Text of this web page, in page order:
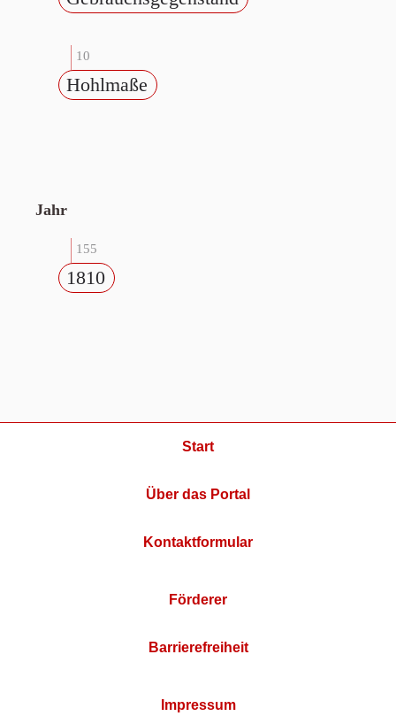
10
Hohlmaße
Jahr
155
1810
Start
Über das Portal
Kontaktformular
Förderer
Barrierefreiheit
Impressum